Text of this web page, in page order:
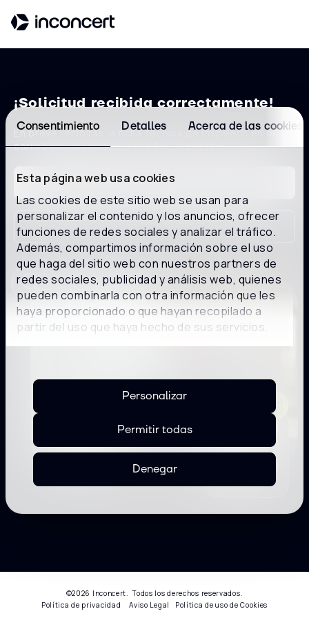
Consentimiento Detalles Acerca de las cookies
Esta página web usa cookies
Las cookies de este sitio web se usan para
personalizar el contenido y los anuncios, ofrecer
funciones de redes sociales y analizar el tráfico.
Además, compartimos información sobre el uso
que haga del sitio web con nuestros partners de
redes sociales, publicidad y análisis web, quienes
pueden combinarla con otra información que les
haya proporcionado o que hayan recopilado a
partir del uso que haya hecho de sus servicios.
Permitir todas
Personalizar
Denegar
¡Solicitud recibida correctamente!
En breve recibirás la ficha técnica de Inspeech en el
correo electrónico que nos has facilitado.
Explorar soluciones
Ir al blog
©2026 Inconcert. Todos los derechos reservados.
Política de privacidad
Aviso Legal Política de uso de Cookies